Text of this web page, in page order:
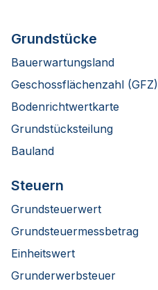
Grundstücke
Bauerwartungsland
Geschossflächenzahl (GFZ)
Bodenrichtwertkarte
Grundstücksteilung
Bauland
Steuern
Grundsteuerwert
Grundsteuermessbetrag
Einheitswert
Grunderwerbsteuer